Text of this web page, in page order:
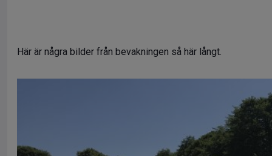
Här är några bilder från bevakningen så här långt.